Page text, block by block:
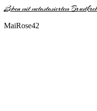
Leben mit metastasiertem
MaiRose42